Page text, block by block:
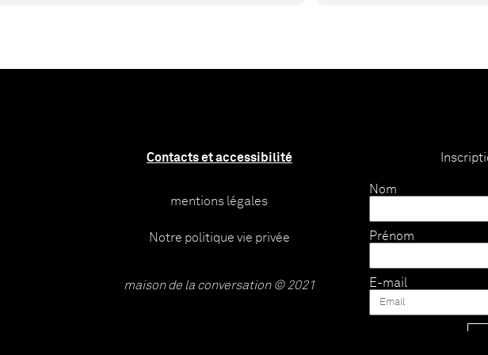
Contacts et accessibilité
mentions légales
Notre politique vie privée
maison de la conversation © 2021
Nom
Prénom
E-mail